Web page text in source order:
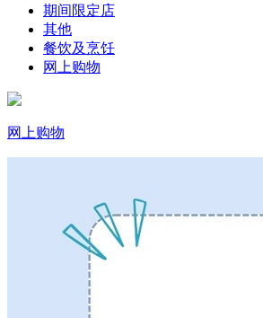
期间限定店
其他
餐饮及烹饪
网上购物
网上购物